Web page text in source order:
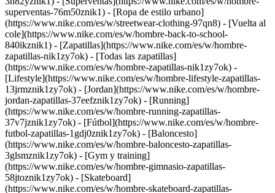
superventas-76m50znik1) - [Ropa de estilo urbano]
(https://www.nike.com/es/w/streetwear-clothing-97qn8) - [Vuelta al
cole](https://www.nike.com/es/w/hombre-back-to-school-
840ikznik1) - [Zapatillas](https://www.nike.com/es/w/hombre-
zapatillas-nik1zy7ok) - [Todas las zapatillas]
(https://www.nike.com/es/w/hombre-zapatillas-nik1zy7ok) -
[Lifestyle](https://www.nike.com/es/w/hombre-lifestyle-zapatillas-
13jrmznik1zy7ok) - [Jordan](https://www.nike.com/es/w/hombre-
jordan-zapatillas-37eefznik1zy7ok) - [Running]
(https://www.nike.com/es/w/hombre-running-zapatillas-
37v7jznik1zy7ok) - [Fútbol](https://www.nike.com/es/w/hombre-
futbol-zapatillas-1gdj0znik1zy7ok) - [Baloncesto]
(https://www.nike.com/es/w/hombre-baloncesto-zapatillas-
3glsmznik1zy7ok) - [Gym y training]
(https://www.nike.com/es/w/hombre-gimnasio-zapatillas-
58jtoznik1zy7ok) - [Skateboard]
(https://www.nike.com/es/w/hombre-skateboard-zapatillas-